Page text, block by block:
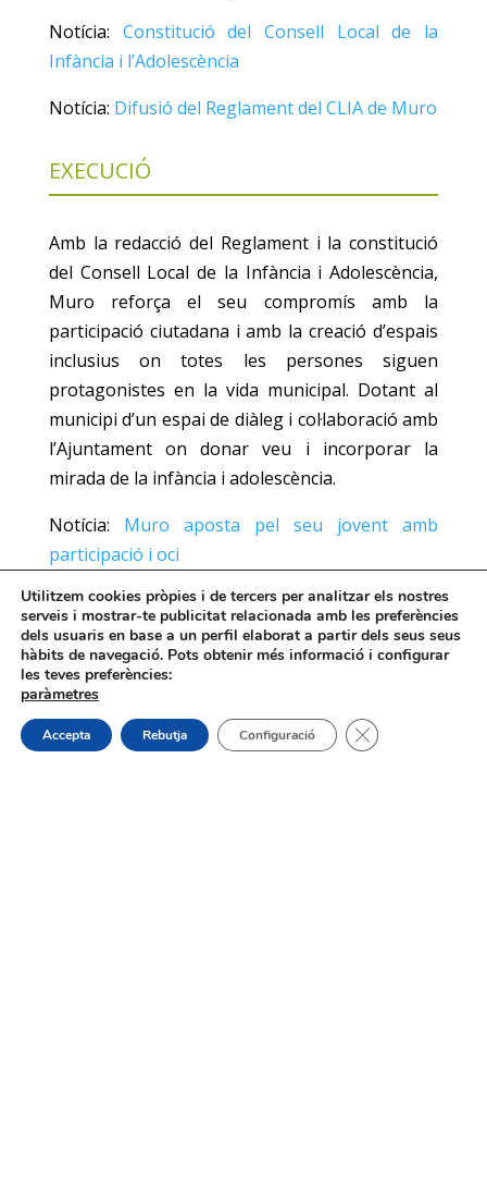
Notícia: Constitució del Consell Local de la
Infància i l’Adolescència
Notícia: Difusió del Reglament del CLIA de Muro
EXECUCIÓ
Amb la redacció del Reglament i la constitució
del Consell Local de la Infància i Adolescència,
Muro reforça el seu compromís amb la
participació ciutadana i amb la creació d’espais
inclusius on totes les persones siguen
protagonistes en la vida municipal. Dotant al
municipi d’un espai de diàleg i col·laboració amb
l’Ajuntament on donar veu i incorporar la
mirada de la infància i adolescència.
Notícia: Muro aposta pel seu jovent amb
participació i oci
Accedeix al Reglament ací.
Accedeix a la Guia del Consell Local de
la Infància i l’Adolescència
Utilitzem cookies pròpies i de tercers per analitzar els nostres
serveis i mostrar-te publicitat relacionada amb les preferències
dels usuaris en base a un perfil elaborat a partir dels seus seus
hàbits de navegació. Pots obtenir més informació i configurar
les teves preferències:
paràmetres
Accepta Rebutja Configuració Tanca el bàner de